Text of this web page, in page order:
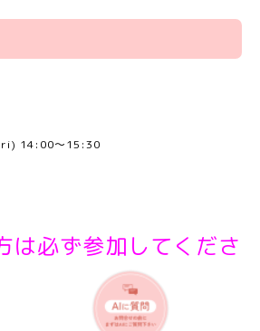
14:00～15:30
は必ず参加してくださ